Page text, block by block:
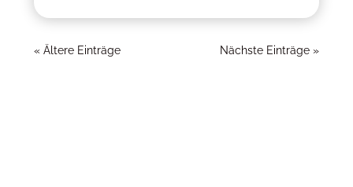
« Ältere Einträge Nächste Einträge »